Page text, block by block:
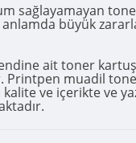
sağlayamayan
anlamda büyük
ait toner
Printpen muadil
ve içerikte ve